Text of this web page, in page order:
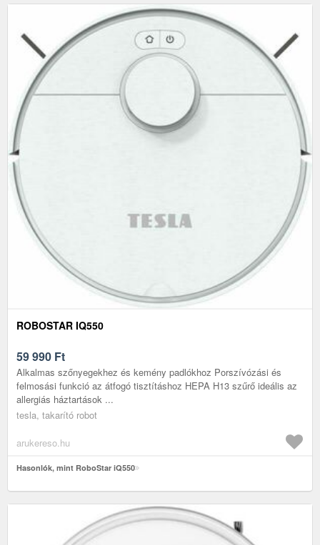
ROBOSTAR IQ550
59 990 Ft
Alkalmas szőnyegekhez és kemény padlókhoz Porszívózási és
felmosási funkció az átfogó tisztításhoz HEPA H13 szűrő ideális az
allergiás háztartások ...
tesla, takarító robot
arukereso.hu
Hasonlók, mint RoboStar iQ550